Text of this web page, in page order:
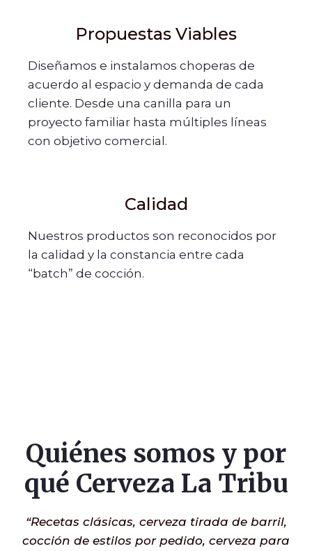
Propuestas Viables
Diseñamos e instalamos choperas de
acuerdo al espacio y demanda de cada
cliente. Desde una canilla para un
proyecto familiar hasta múltiples líneas
con objetivo comercial.
Calidad
Nuestros productos son reconocidos por
la calidad y la constancia entre cada
“batch” de cocción.
Quiénes somos y por
qué Cerveza La Tribu
“Recetas clásicas, cerveza tirada de barril,
cocción de estilos por pedido, cerveza para